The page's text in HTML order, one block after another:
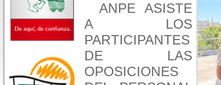
ANPE ASISTE
A LOS
PARTICIPANTES
DE LAS
OPOSICIONES